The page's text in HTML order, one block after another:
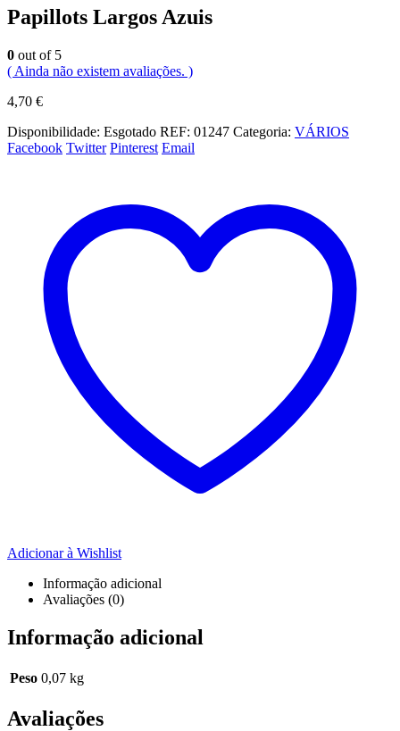
Papillots Largos Azuis
0 out of 5
( Ainda não existem avaliações. )
4,70 €
Disponibilidade: Esgotado REF: 01247 Categoria: VÁRIOS
Facebook Twitter Pinterest Email
Adicionar à Wishlist
Informação adicional
Avaliações (0)
Informação adicional
Peso 0,07 kg
Avaliações